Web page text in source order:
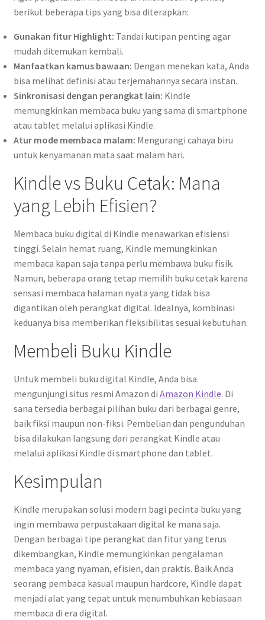
berikut beberapa tips yang bisa diterapkan:
Gunakan fitur Highlight: Tandai kutipan penting agar
mudah ditemukan kembali.
Manfaatkan kamus bawaan: Dengan menekan kata, Anda
bisa melihat definisi atau terjemahannya secara instan.
Sinkronisasi dengan perangkat lain: Kindle
memungkinkan membaca buku yang sama di smartphone
atau tablet melalui aplikasi Kindle.
Atur mode membaca malam: Mengurangi cahaya biru
untuk kenyamanan mata saat malam hari.
Kindle vs Buku Cetak: Mana
yang Lebih Efisien?
Membaca buku digital di Kindle menawarkan efisiensi
tinggi. Selain hemat ruang, Kindle memungkinkan
membaca kapan saja tanpa perlu membawa buku fisik.
Namun, beberapa orang tetap memilih buku cetak karena
sensasi membaca halaman nyata yang tidak bisa
digantikan oleh perangkat digital. Idealnya, kombinasi
keduanya bisa memberikan fleksibilitas sesuai kebutuhan.
Membeli Buku Kindle
Untuk membeli buku digital Kindle, Anda bisa
mengunjungi situs resmi Amazon di Amazon Kindle. Di
sana tersedia berbagai pilihan buku dari berbagai genre,
baik fiksi maupun non-fiksi. Pembelian dan pengunduhan
bisa dilakukan langsung dari perangkat Kindle atau
melalui aplikasi Kindle di smartphone dan tablet.
Kesimpulan
Kindle merupakan solusi modern bagi pecinta buku yang
ingin membawa perpustakaan digital ke mana saja.
Dengan berbagai tipe perangkat dan fitur yang terus
dikembangkan, Kindle memungkinkan pengalaman
membaca yang nyaman, efisien, dan praktis. Baik Anda
seorang pembaca kasual maupun hardcore, Kindle dapat
menjadi alat yang tepat untuk menumbuhkan kebiasaan
membaca di era digital.